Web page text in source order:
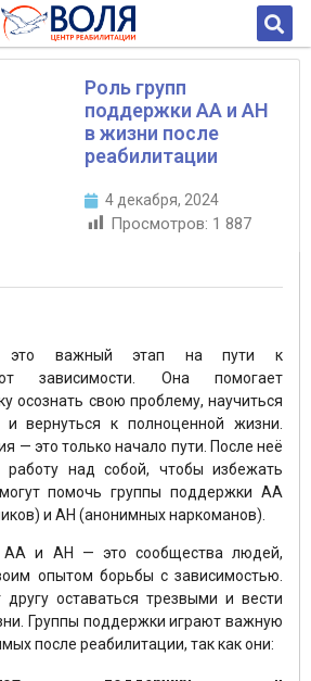
Роль групп
поддержки АА и АН
в жизни после
реабилитации
4 декабря, 2024
Просмотров: 1 887
это важный этап на пути к
зависимости. Она помогает
осознать свою проблему, научиться
вернуться к полноценной жизни.
— это только начало пути. После неё
над собой, чтобы избежать
помочь группы поддержки АА
и АН (анонимных наркоманов).
АА и АН — это сообщества людей,
опытом борьбы с зависимостью.
оставаться трезвыми и вести
Группы поддержки играют важную
после реабилитации, так как они: